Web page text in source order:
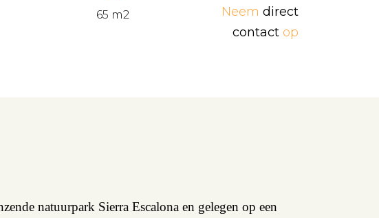
65 m2
Neem direct
contactop
natuurpark Sierra Escalona en gelegen op een